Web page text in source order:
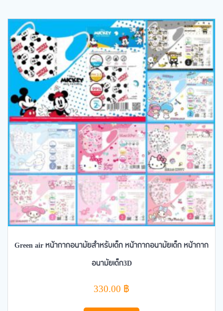
Green air หน้ากากอนามัยสำหรับเด็ก หน้ากากอนามัยเด็ก หน้ากาก
อนามัยเด็ก3D
330.00฿